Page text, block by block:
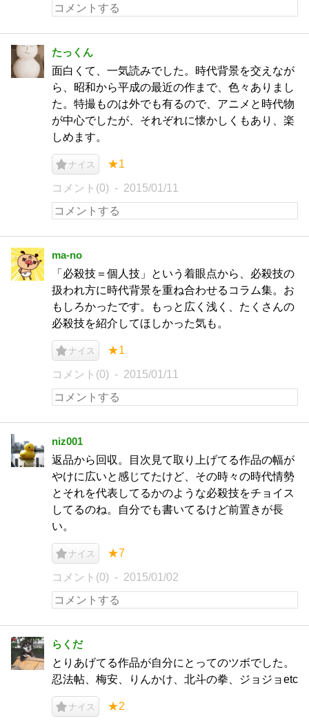
たっくん
面白くて、一気読みでした。時代背景を交えなが
ら、昭和から平成の最近の作まで、色々ありまし
た。特撮ものは外でも有るので、アニメと時代物
が中心でしたが、それぞれに懐かしくもあり、楽
しめます。
ナイス ★1
コメント(0) 2015/01/11
ma-no
「必殺技＝個人技」という着眼点から、必殺技の
扱われ方に時代背景を重ね合わせるコラム集。お
もしろかったです。もっと広く浅く、たくさんの
必殺技を紹介してほしかった気も。
ナイス ★1
コメント(0) 2015/01/11
niz001
返品から回収。目次見て取り上げてる作品の幅が
やけに広いと感じてたけど、その時々の時代情勢
とそれを代表してるかのような必殺技をチョイス
してるのね。自分でも書いてるけど前置きが長
い。
ナイス ★7
コメント(0) 2015/01/02
らくだ
とりあげてる作品が自分にとってのツボでした。
忍法帖、梅安、りんかけ、北斗の拳、ジョジョetc
ナイス ★2